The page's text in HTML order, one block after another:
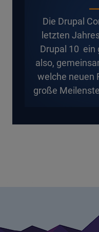
Die Drupal
letzten
Drupal 10 ein
also,
welche neuen
große